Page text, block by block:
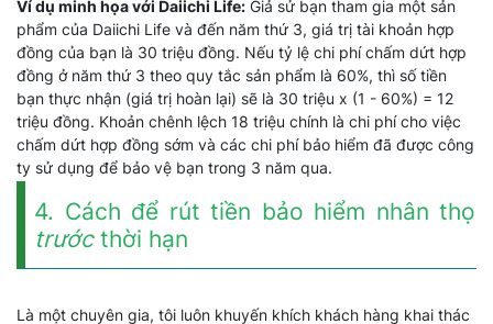
Ví dụ minh họa với Daiichi Life: Giả sử bạn tham gia một sản
phẩm của Daiichi Life và đến năm thứ 3, giá trị tài khoản hợp
đồng của bạn là 30 triệu đồng. Nếu tỷ lệ chi phí chấm dứt hợp
đồng ở năm thứ 3 theo quy tắc sản phẩm là 60%, thì số tiền
bạn thực nhận (giá trị hoàn lại) sẽ là 30 triệu x (1 - 60%) = 12
triệu đồng. Khoản chênh lệch 18 triệu chính là chi phí cho việc
chấm dứt hợp đồng sớm và các chi phí bảo hiểm đã được công
ty sử dụng để bảo vệ bạn trong 3 năm qua.
4. Cách để rút tiền bảo hiểm nhân thọ
trước thời hạn
Là một chuyên gia, tôi luôn khuyến khích khách hàng khai thác